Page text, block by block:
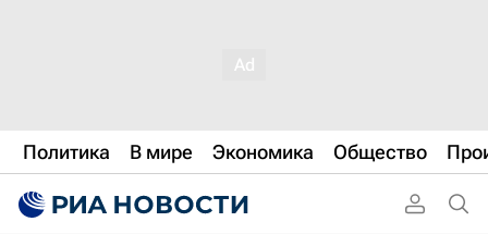
Политика В мире Экономика Общество